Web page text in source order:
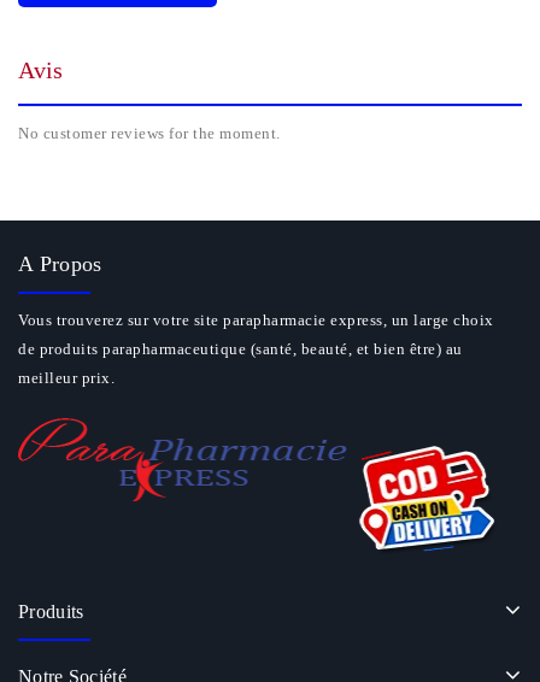
Avis
No customer reviews for the moment.
A Propos
Vous trouverez sur votre site parapharmacie express, un large choix
de produits parapharmaceutique (santé, beauté, et bien être) au
meilleur prix.
Produits
Notre Société